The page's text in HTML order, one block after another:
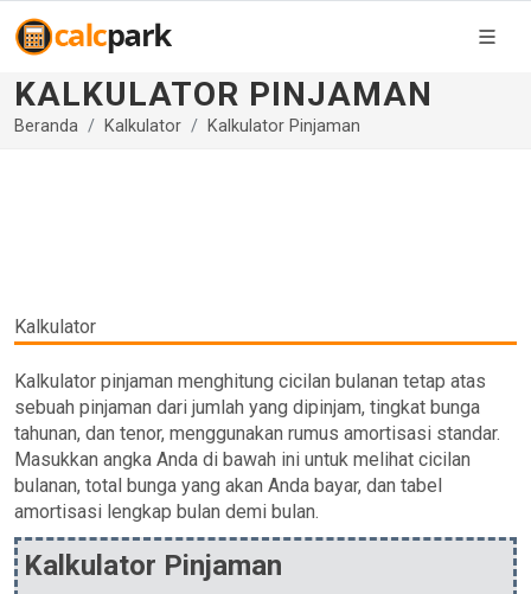
KALKULATOR PINJAMAN
Beranda Kalkulator Kalkulator Pinjaman
Kalkulator
Kalkulator pinjaman menghitung cicilan bulanan tetap atas
sebuah pinjaman dari jumlah yang dipinjam, tingkat bunga
tahunan, dan tenor, menggunakan rumus amortisasi standar.
Masukkan angka Anda di bawah ini untuk melihat cicilan
bulanan, total bunga yang akan Anda bayar, dan tabel
amortisasi lengkap bulan demi bulan.
Kalkulator Pinjaman